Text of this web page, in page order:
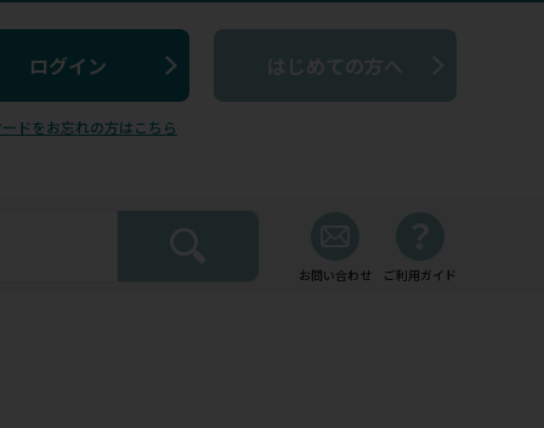
ドをお忘れの方はこちら
はじめての方へ
お問い合わせ ご利用ガイド